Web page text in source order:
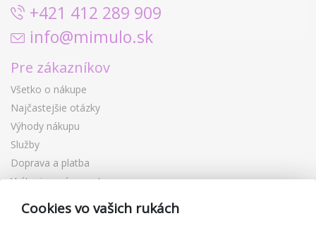
+421 412 289 909
info@mimulo.sk
Pre zákazníkov
Všetko o nákupe
Najčastejšie otázky
Výhody nákupu
Služby
Doprava a platba
Vrátenie a výmena tovaru
Reklamácia
Darčekové poukážky
Cookies vo vašich rukách